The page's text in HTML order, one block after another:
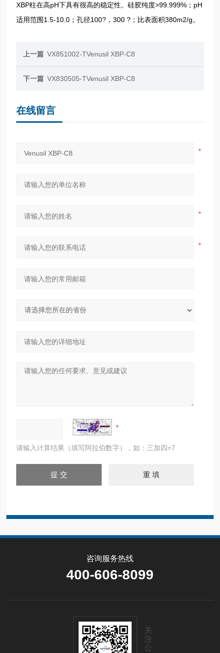
XBP柱在高pH下具有很高的稳定性。硅胶纯度>99.999%；pH
适用范围1.5-10.0；孔径100?，300 ?；比表面积380m2/g。
上一篇 VX851002-TVenusil XBP-C8
下一篇 VX830505-TVenusil XBP-C8
在线留言
请输入计算结果（填写阿拉伯数字），如：三加四=7
咨询服务热线
400-606-8099
关
注
公